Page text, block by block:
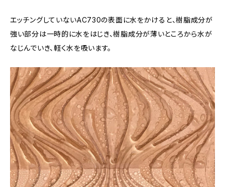
エッチングしていないAC730の表面に水をかけると、樹脂成分が
強い部分は一時的に水をはじき、樹脂成分が薄いところから水が
なじんでいき、軽く水を吸います。